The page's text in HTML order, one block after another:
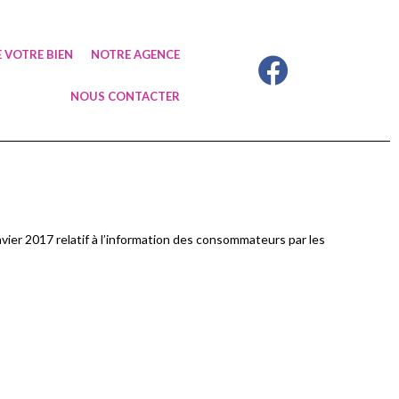
BIEN NOTRE AGENCE
NOUS CONTACTER
2017 relatif à l’information des consommateurs par les